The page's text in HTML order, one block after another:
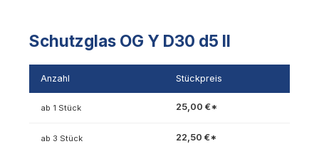
Schutzglas OG Y D30 d5 II
Anzahl Stückpreis
ab 1 Stück 25,00 €*
ab 3 Stück 22,50 €*